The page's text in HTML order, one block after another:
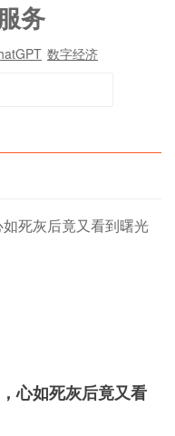
务
数字经济
心如死灰后竟又看